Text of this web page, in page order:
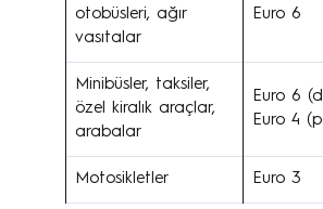
otobüsleri, ağır
vasıtalar
Euro 6
Minibüsler, taksiler,
özel kiralık araçlar,
arabalar
Euro 6
Euro 4
Motosikletler Euro 3